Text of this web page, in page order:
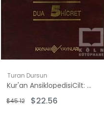
Turan Dursun
Kur'an AnsiklopedisiCilt: 5 Dua-Hicret
$22.56
$45.12